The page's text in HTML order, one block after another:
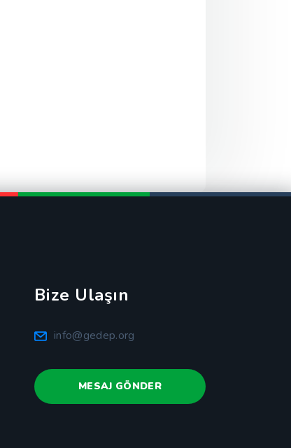
Bize Ulaşın
info@gedep.org
MESAJ GÖNDER